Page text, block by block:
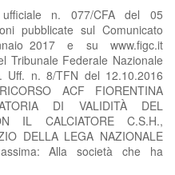
ufficiale n. 077/CFA del 05
pubblicate sul Comunicato
2017 e su www.figc.it
Tribunale Federale Nazionale
Uff. n. 8/TFN del 12.10.2016
ACF FIORENTINA
DI VALIDITÀ DEL
IL CALCIATORE C.S.H.,
DELLA LEGA NAZIONALE
Alla società che ha